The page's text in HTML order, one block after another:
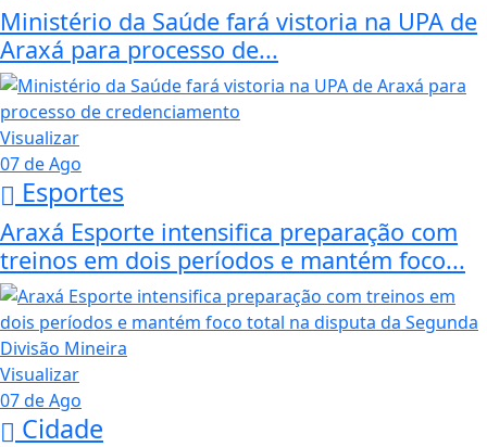
Ministério da Saúde fará vistoria na UPA de
Araxá para processo de...
Visualizar
07 de Ago
Esportes
Araxá Esporte intensifica preparação com
treinos em dois períodos e mantém foco...
Visualizar
07 de Ago
Cidade